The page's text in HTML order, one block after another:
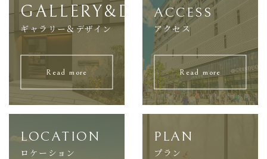
GALLERY&DESIGN
ギャラリー＆デザイン
Read more
ACCESS
アクセス
Read more
LOCATION
ロケーション
PLAN
プラン